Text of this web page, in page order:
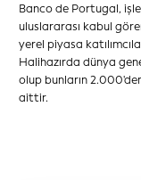
Banco de Portugal,
uluslararası kabul
yerel piyasa
Halihazırda dünya
olup bunların
aittir.